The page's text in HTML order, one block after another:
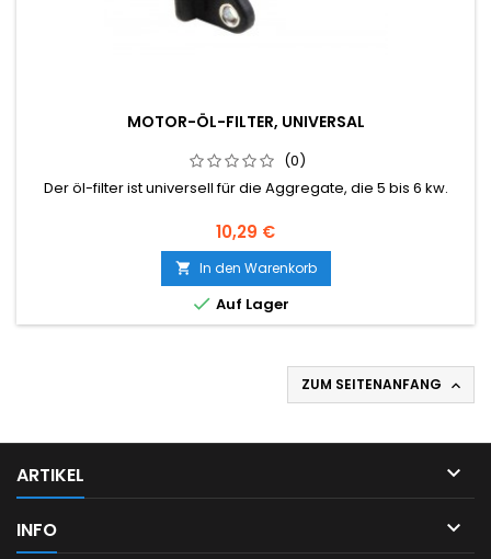
MOTOR-ÖL-FILTER, UNIVERSAL
(0)
Der öl-filter ist universell für die Aggregate, die 5 bis 6 kw.
Preis
10,29 €
 In den Warenkorb
 Auf Lager
ZUM SEITENANFANG 
ARTIKEL 
INFO 